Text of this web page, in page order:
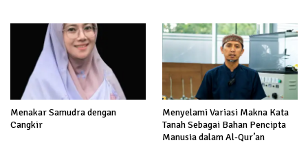
Menakar Samudra dengan
Cangkir
Menyelami Variasi Makna Kata
Tanah Sebagai Bahan Pencipta
Manusia dalam Al-Qur’an